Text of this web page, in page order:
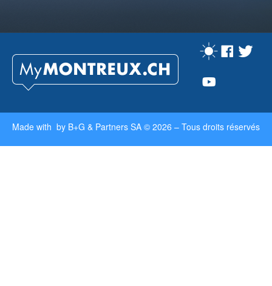
Made with by B+G & Partners SA © 2026 – Tous droits réservés